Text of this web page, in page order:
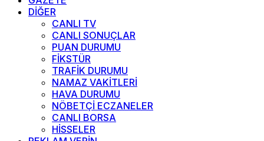
DİĞER
CANLI TV
CANLI SONUÇLAR
PUAN DURUMU
FİKSTÜR
TRAFİK DURUMU
NAMAZ VAKİTLERİ
HAVA DURUMU
NÖBETÇİ ECZANELER
CANLI BORSA
HİSSELER